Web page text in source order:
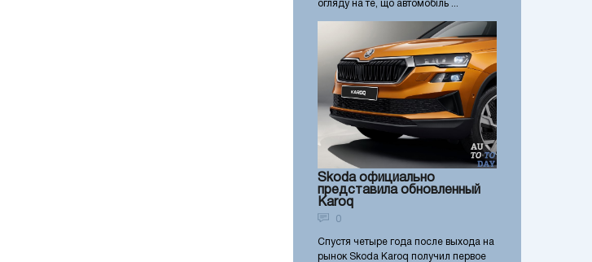
огляду на те, що автомобіль ...
Skoda официально
представила обновленный
Karoq
0
Спустя четыре года после выхода на
рынок Skoda Karoq получил первое